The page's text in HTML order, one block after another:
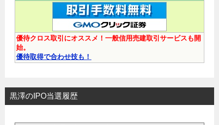
優待クロス取引にオススメ！一般信用売建取引サービスも開
始。
優待取得で合わせ技も！
黒澤のIPO当選履歴